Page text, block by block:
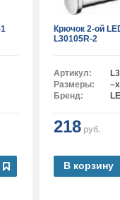
Крючок 2-ой
L30105R-2
Артикул:
Размеры:
Бренд:
218 руб.
В корзину